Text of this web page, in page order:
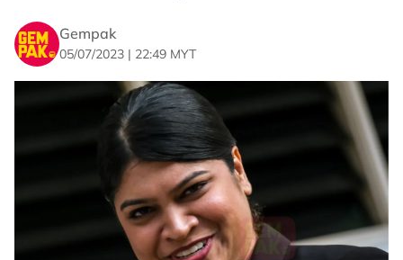
Gempak
05/07/2023 | 22:49 MYT